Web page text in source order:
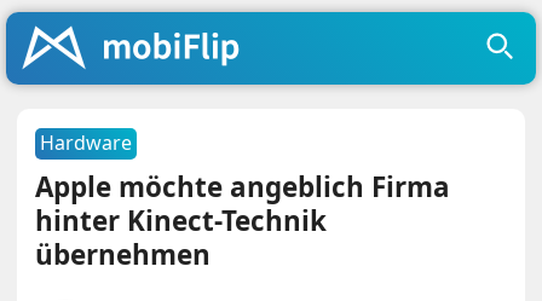
Hardware
Apple möchte angeblich Firma
hinter Kinect-Technik
übernehmen